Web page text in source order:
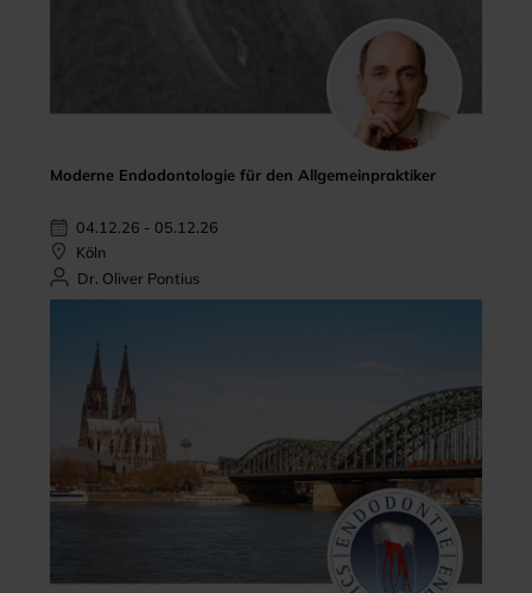
Moderne Endodontologie für den Allgemeinpraktiker
04.12.26 - 05.12.26
Köln
Dr. Oliver Pontius